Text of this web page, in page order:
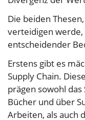
Die beiden
verteidigen
entscheidender
Erstens gibt es
Supply Chain.
prägen sowohl
Bücher und über
Arbeiten, als auch